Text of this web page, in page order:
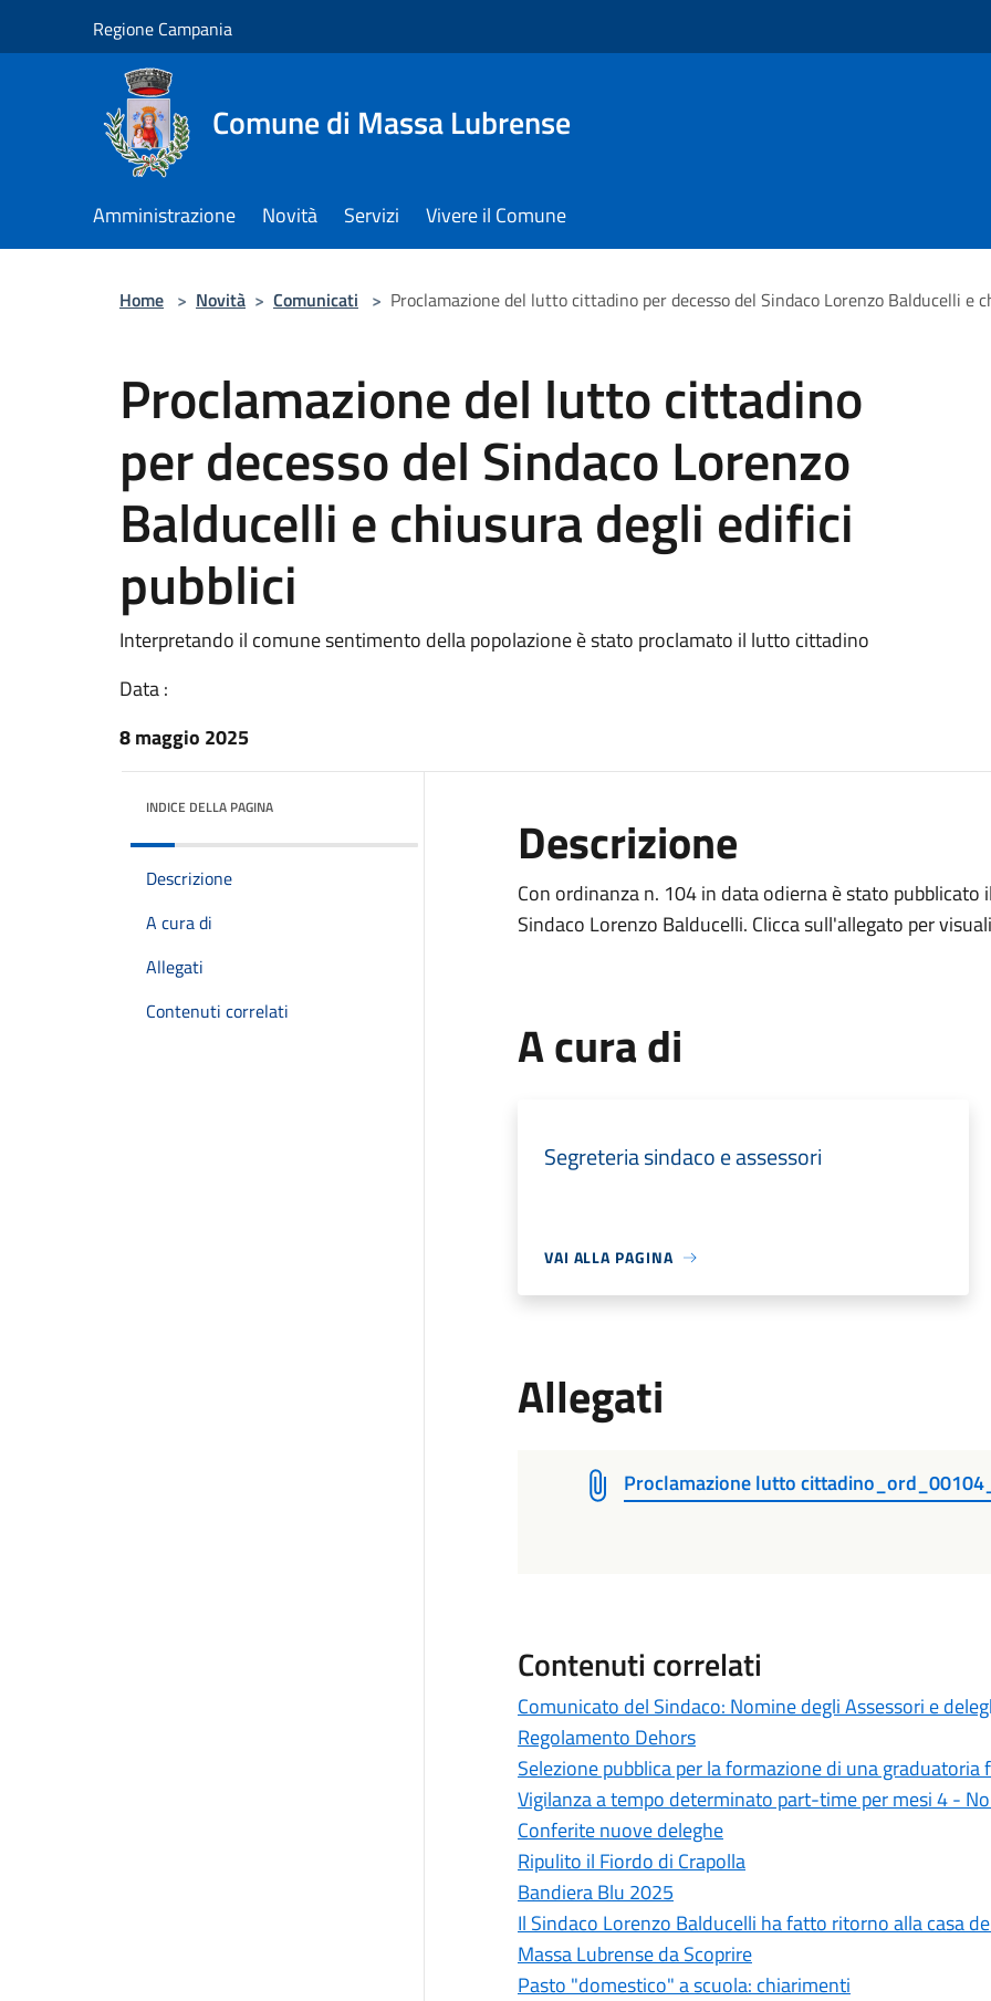
Regione Campania
Comune di Massa Lubrense
Amministrazione Novità Servizi Vivere il Comune
Home > Novità > Comunicati > Proclamazione del lutto cittadino per decesso del Sindaco Lorenzo Balducelli e
Proclamazione del lutto cittadino
per decesso del Sindaco Lorenzo
Balducelli e chiusura degli edifici
pubblici
Interpretando il comune sentimento della popolazione è stato proclamato il lutto cittadino
Data :
8 maggio 2025
INDICE DELLA PAGINA
Descrizione
A cura di
Allegati
Contenuti correlati
Descrizione
Con ordinanza n. 104 in data odierna è stato
Sindaco Lorenzo Balducelli. Clicca sull'allegato per
A cura di
Segreteria sindaco e assessori
VAI ALLA PAGINA
Allegati
Proclamazione lutto
Contenuti correlati
Comunicato del Sindaco: Nomine degli Assessori e
Regolamento Dehors
Selezione pubblica per la formazione di una
Vigilanza a tempo determinato part-time per mesi 4 -
Conferite nuove deleghe
Ripulito il Fiordo di Crapolla
Bandiera Blu 2025
Il Sindaco Lorenzo Balducelli ha fatto ritorno alla casa
Massa Lubrense da Scoprire
Pasto "domestico" a scuola: chiarimenti